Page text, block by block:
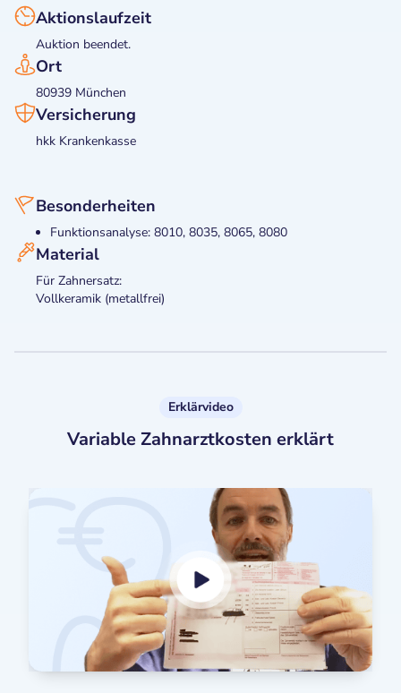
Aktionslaufzeit
Auktion beendet.
Ort
80939 München
Versicherung
hkk Krankenkasse
Besonderheiten
Funktionsanalyse: 8010, 8035, 8065, 8080
Material
Für Zahnersatz:
Vollkeramik (metallfrei)
Erklärvideo
Variable Zahnarztkosten erklärt